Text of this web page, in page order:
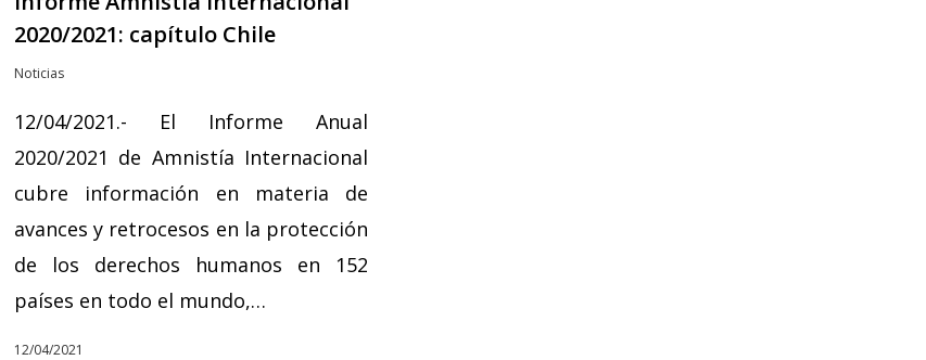
2020/2021: capítulo Chile
Noticias
12/04/2021.- El Informe Anual
2020/2021 de Amnistía Internacional
cubre información en materia de
avances y retrocesos en la protección
de los derechos humanos en 152
países en todo el mundo,…
12/04/2021